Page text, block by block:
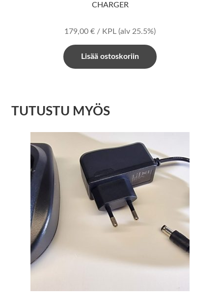
CHARGER
179,00 € / KPL (alv 25.5%)
Lisää ostoskoriin
TUTUSTU MYÖS